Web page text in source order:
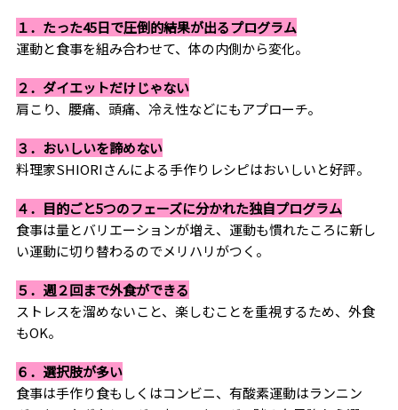
１．たった45日で圧倒的結果が出るプログラム
運動と食事を組み合わせて、体の内側から変化。
２．ダイエットだけじゃない
肩こり、腰痛、頭痛、冷え性などにもアプローチ。
３．おいしいを諦めない
料理家SHIORIさんによる手作りレシピはおいしいと好評。
４．目的ごと5つのフェーズに分かれた独自プログラム
食事は量とバリエーションが増え、運動も慣れたころに新し
い運動に切り替わるのでメリハリがつく。
５．週２回まで外食ができる
ストレスを溜めないこと、楽しむことを重視するため、外食
もOK。
６．選択肢が多い
食事は手作り食もしくはコンビニ、有酸素運動はランニン